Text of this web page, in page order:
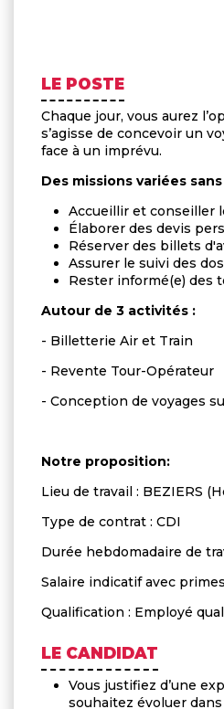
LE POSTE
Chaque jour, vous aurez
s’agisse de concevoir un
face à un imprévu.
Des missions variées
Accueillir et conseiller
Élaborer des devis
Réserver des billets
Assurer le suivi des
Rester informé(e) des
Autour de 3 activités :
- Billetterie Air et Train
- Revente Tour-Opérateur
- Conception de voyages
Notre proposition:
Lieu de travail : BEZIERS
Type de contrat : CDI
Durée hebdomadaire de
Salaire indicatif avec
Qualification : Employé
LE CANDIDAT
Vous justifiez d’une
souhaitez évoluer